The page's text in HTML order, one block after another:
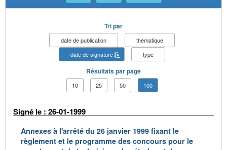
Tri par
date de publication
thématique
date de signature
type
Résultats par page
10 25 50 100
Signé le : 26-01-1999
Annexes à l'arrêté du 26 janvier 1999 fixant le
règlement et le programme des concours pour le